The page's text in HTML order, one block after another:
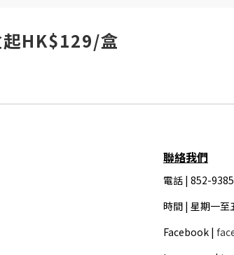
起HK$129/盒
聯絡我們
電話 | 852-
時間 | 星期一至
Facebook |